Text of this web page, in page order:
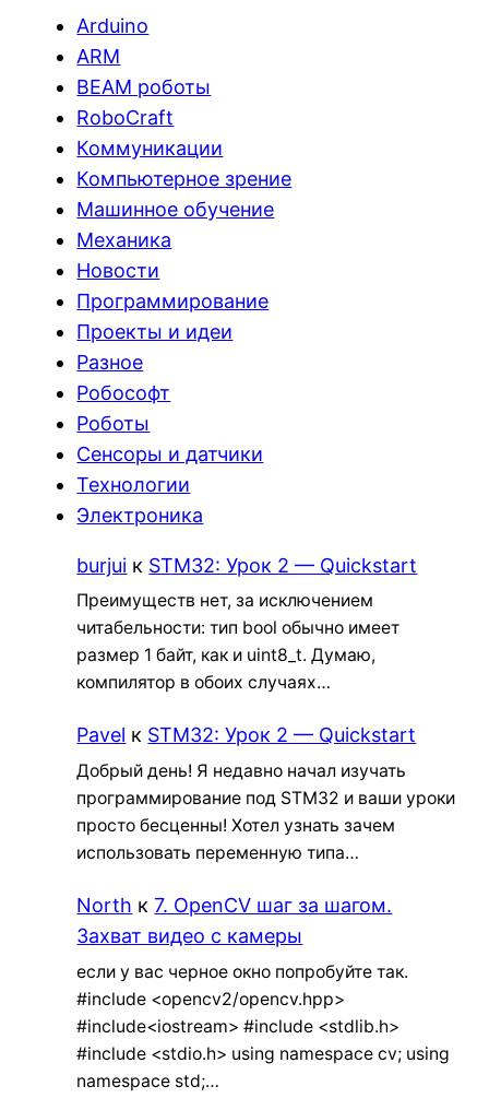
Arduino
ARM
BEAM роботы
RoboCraft
Коммуникации
Компьютерное зрение
Машинное обучение
Механика
Новости
Программирование
Проекты и идеи
Разное
Робософт
Роботы
Сенсоры и датчики
Технологии
Электроника
burjui к STM32: Урок 2 — Quickstart
Преимуществ нет, за исключением
читабельности: тип bool обычно имеет
размер 1 байт, как и uint8_t. Думаю,
компилятор в обоих случаях…
Pavel к STM32: Урок 2 — Quickstart
Добрый день! Я недавно начал изучать
программирование под STM32 и ваши уроки
просто бесценны! Хотел узнать зачем
использовать переменную типа…
North к7. OpenCV шаг за шагом.
Захват видео с камеры
если у вас черное окно попробуйте так.
#include <opencv2/opencv.hpp>
#include<iostream> #include <stdlib.h>
#include <stdio.h> using namespace cv; using
namespace std;…